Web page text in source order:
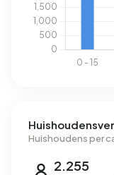
Huishoudens per
2.255